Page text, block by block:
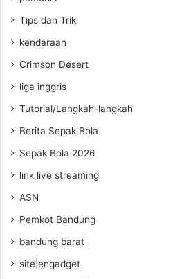
Tips dan Trik
kendaraan
Crimson Desert
liga inggris
Tutorial/Langkah-langkah
Berita Sepak Bola
Sepak Bola 2026
link live streaming
ASN
Pemkot Bandung
bandung barat
site|engadget